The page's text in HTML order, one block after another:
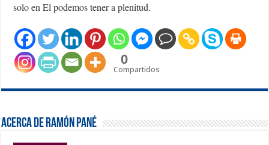
solo en El podemos tener a plenitud.
0
Compartidos
Acerca de Ramón Pané